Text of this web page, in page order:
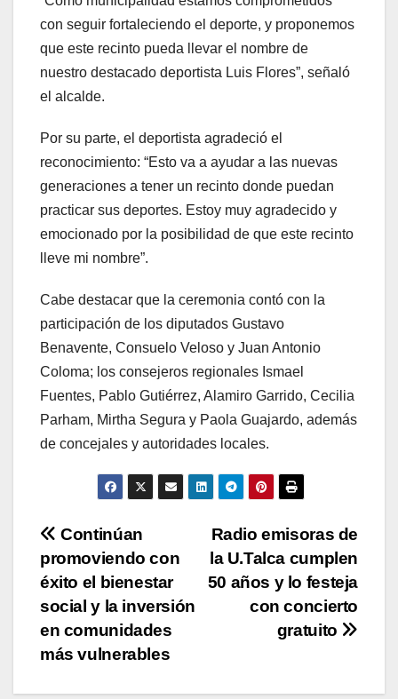
con seguir fortaleciendo el deporte, y proponemos
que este recinto pueda llevar el nombre de
nuestro destacado deportista Luis Flores”, señaló
el alcalde.
Por su parte, el deportista agradeció el
reconocimiento: “Esto va a ayudar a las nuevas
generaciones a tener un recinto donde puedan
practicar sus deportes. Estoy muy agradecido y
emocionado por la posibilidad de que este recinto
lleve mi nombre”.
Cabe destacar que la ceremonia contó con la
participación de los diputados Gustavo
Benavente, Consuelo Veloso y Juan Antonio
Coloma; los consejeros regionales Ismael
Fuentes, Pablo Gutiérrez, Alamiro Garrido, Cecilia
Parham, Mirtha Segura y Paola Guajardo, además
de concejales y autoridades locales.
Navegación
de
entradas
Radio emisoras de
la U.Talca cumplen
50 años y lo festeja
con concierto
gratuito
Continúan
promoviendo con
éxito el bienestar
social y la inversión
en comunidades
más vulnerables